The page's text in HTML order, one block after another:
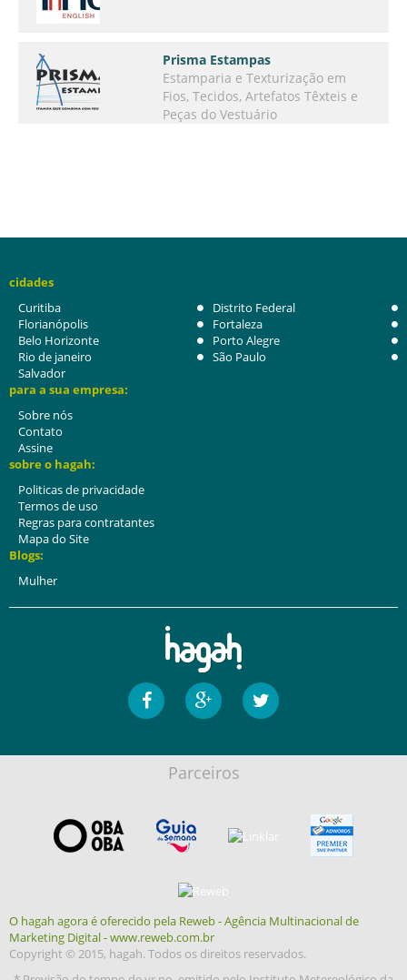
Prisma Estampas
Estamparia e Texturização em
Fios, Tecidos, Artefatos Têxteis e
Peças do Vestuário
cidades
Curitiba
Distrito Federal
Florianópolis
Fortaleza
Belo Horizonte
Porto Alegre
Rio de janeiro
São Paulo
Salvador
para a sua empresa:
Sobre nós
Contato
Assine
sobre o hagah:
Politicas de privacidade
Termos de uso
Regras para contratantes
Mapa do Site
Blogs:
Mulher
Parceiros
O hagah agora é oferecido pela Reweb - Agência Multinacional de
Marketing Digital - www.reweb.com.br
Copyright © 2015, hagah. Todos os direitos reservados.